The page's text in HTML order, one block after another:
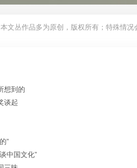
本文丛作品多为原创，版权所有；特殊情况
想到的
谈起
”
中国文化”